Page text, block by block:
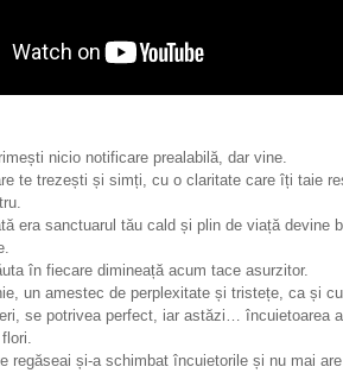
nicio notificare prealabilă, dar vine.
te trezești și simți, cu o claritate care îți taie
era sanctuarul tău cald și plin de viață devine
în fiecare dimineață acum tace asurzitor.
un amestec de perplexitate și tristețe, ca și
se potrivea perfect, iar astăzi… încuietoarea
regăseai și-a schimbat încuietorile și nu mai